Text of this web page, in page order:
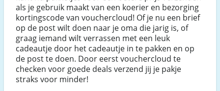
als je gebruik maakt van een koerier en bezorging
kortingscode van vouchercloud! Of je nu een brief
op de post wilt doen naar je oma die jarig is, of
graag iemand wilt verrassen met een leuk
cadeautje door het cadeautje in te pakken en op
de post te doen. Door eerst vouchercloud te
checken voor goede deals verzend jij je pakje
straks voor minder!